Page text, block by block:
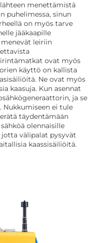
menettämistä
puhelimessa, sinun
on myös tarve
jääkaapille
leiriin
ovat myös
käyttö on kallista
Ne ovat myös
kaasuja. Kun asennat
ja se
Nukkumiseen ei tule
täydentämään
olennaisille
välipalat pysyvät
kaassisäiliöitä.